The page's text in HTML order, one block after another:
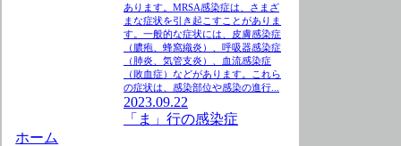
あります。MRSA感染症は、さまざ
まな症状を引き起こすことがありま
す。一般的な症状には、皮膚感染症
（膿疱、蜂窩織炎）、呼吸器感染症
（肺炎、気管支炎）、血流感染症
（敗血症）などがあります。これら
の症状は、感染部位や感染の進行...
2023.09.22
「ま」行の感染症
ホーム